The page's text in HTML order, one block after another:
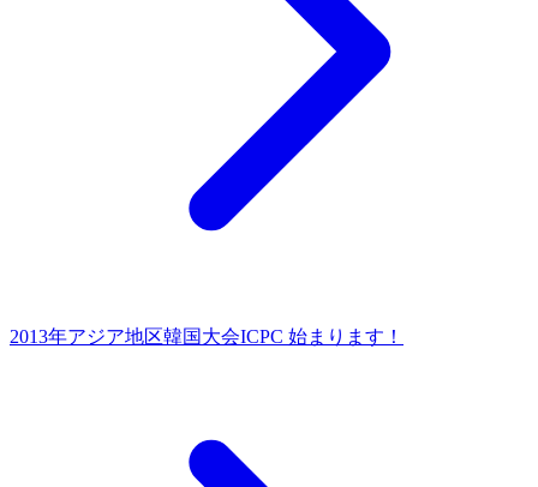
2013年アジア地区韓国大会ICPC 始まります！